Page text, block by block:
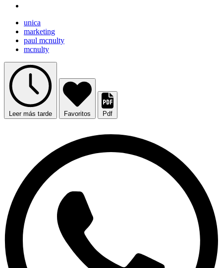
unica
marketing
paul mcnulty
mcnulty
Leer más tarde Favoritos Pdf